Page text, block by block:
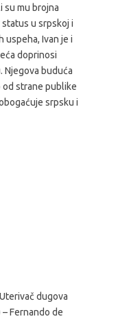
su mu brojna
u srpskoj i
Ivan je i
doprinosi
Njegova buduća
od strane publike
srpsku i
dugova
Fernando de